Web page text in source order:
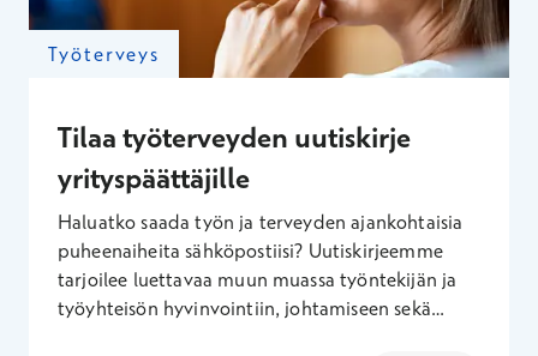
Työterveys
Tilaa työterveyden uutiskirje
yrityspäättäjille
Haluatko saada työn ja terveyden ajankohtaisia
puheenaiheita sähköpostiisi? Uutiskirjeemme
tarjoilee luettavaa muun muassa työntekijän ja
työyhteisön hyvinvointiin, johtamiseen sekä